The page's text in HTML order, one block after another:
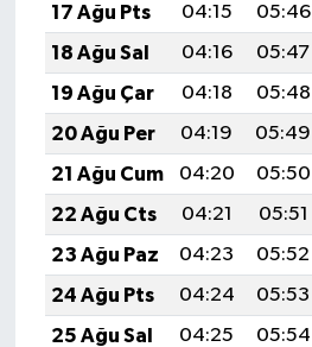
17 Ağu Pts
04:15 05:46
18 Ağu Sal
04:16 05:47
19 Ağu Çar
04:18 05:48
20 Ağu Per
04:19 05:49
21 Ağu Cum
04:20 05:50
22 Ağu Cts
04:21 05:51
23 Ağu Paz
04:23 05:52
24 Ağu Pts
04:24 05:53
25 Ağu Sal
04:25 05:54